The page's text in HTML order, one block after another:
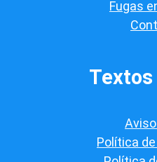
Fugas
Aviso
Política